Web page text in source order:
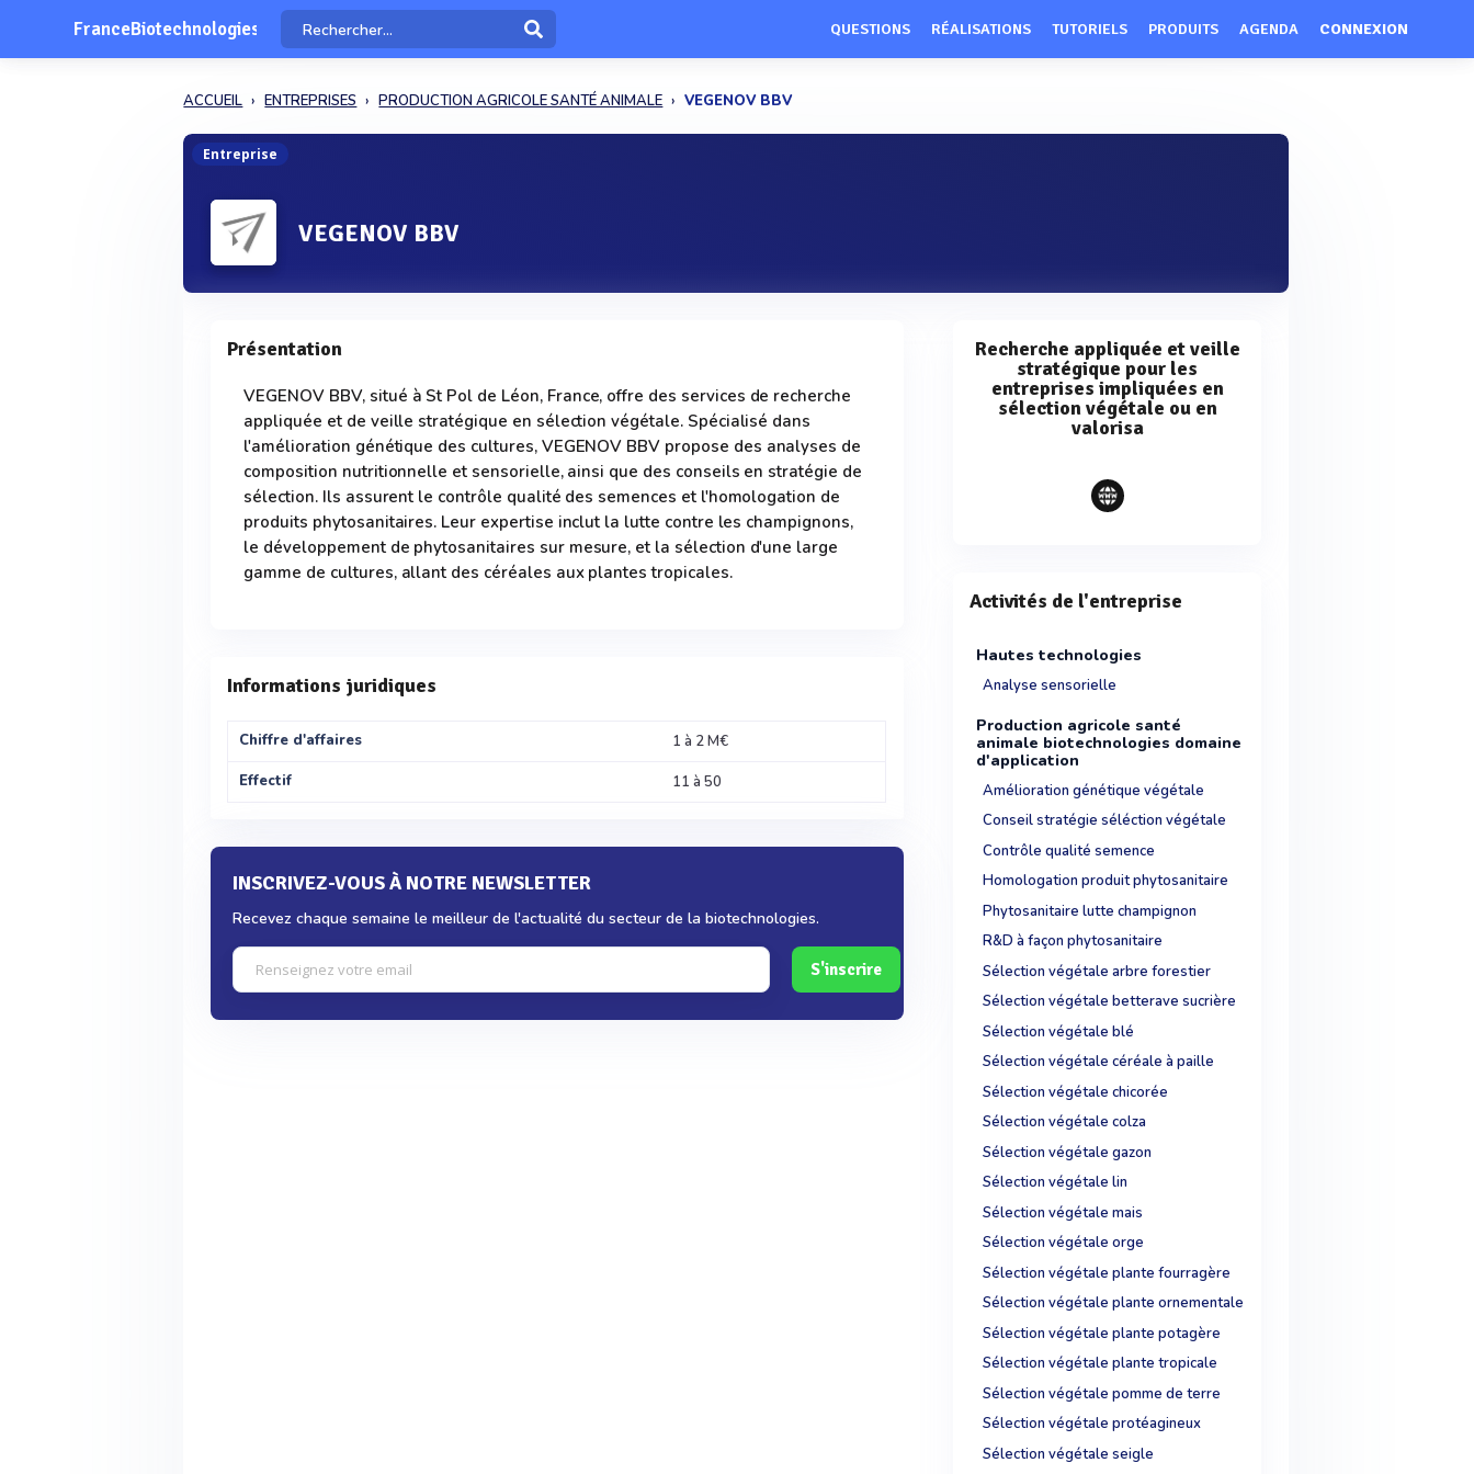
FranceBiotechnologies QUESTIONS RÉALISATIONS TUTORIELS PRODUITS AGENDA CONNEXION
ACCUEIL ENTREPRISES PRODUCTION AGRICOLE SANTÉ ANIMALE VEGENOV BBV
Entreprise
VEGENOV BBV
Présentation
VEGENOV BBV, situé à St Pol de Léon, France, offre des services de recherche
appliquée et de veille stratégique en sélection végétale. Spécialisé dans
l'amélioration génétique des cultures, VEGENOV BBV propose des analyses de
composition nutritionnelle et sensorielle, ainsi que des conseils en stratégie de
sélection. Ils assurent le contrôle qualité des semences et l'homologation de
produits phytosanitaires. Leur expertise inclut la lutte contre les champignons,
le développement de phytosanitaires sur mesure, et la sélection d'une large
gamme de cultures, allant des céréales aux plantes tropicales.
Informations juridiques
Chiffre d'affaires
1 à 2 M€
Effectif
11 à 50
INSCRIVEZ-VOUS À NOTRE NEWSLETTER
Recevez chaque semaine le meilleur de l'actualité du secteur de la biotechnologies.
S'inscrire
Recherche appliquée et veille
stratégique pour les
entreprises impliquées en
sélection végétale ou en
valorisa
Activités de l'entreprise
Hautes technologies
Analyse sensorielle
Production agricole santé
animale biotechnologies domaine
d'application
Amélioration génétique végétale
Conseil stratégie séléction végétale
Contrôle qualité semence
Homologation produit phytosanitaire
Phytosanitaire lutte champignon
R&D à façon phytosanitaire
Sélection végétale arbre forestier
Sélection végétale betterave sucrière
Sélection végétale blé
Sélection végétale céréale à paille
Sélection végétale chicorée
Sélection végétale colza
Sélection végétale gazon
Sélection végétale lin
Sélection végétale mais
Sélection végétale orge
Sélection végétale plante fourragère
Sélection végétale plante ornementale
Sélection végétale plante potagère
Sélection végétale plante tropicale
Sélection végétale pomme de terre
Sélection végétale protéagineux
Sélection végétale seigle